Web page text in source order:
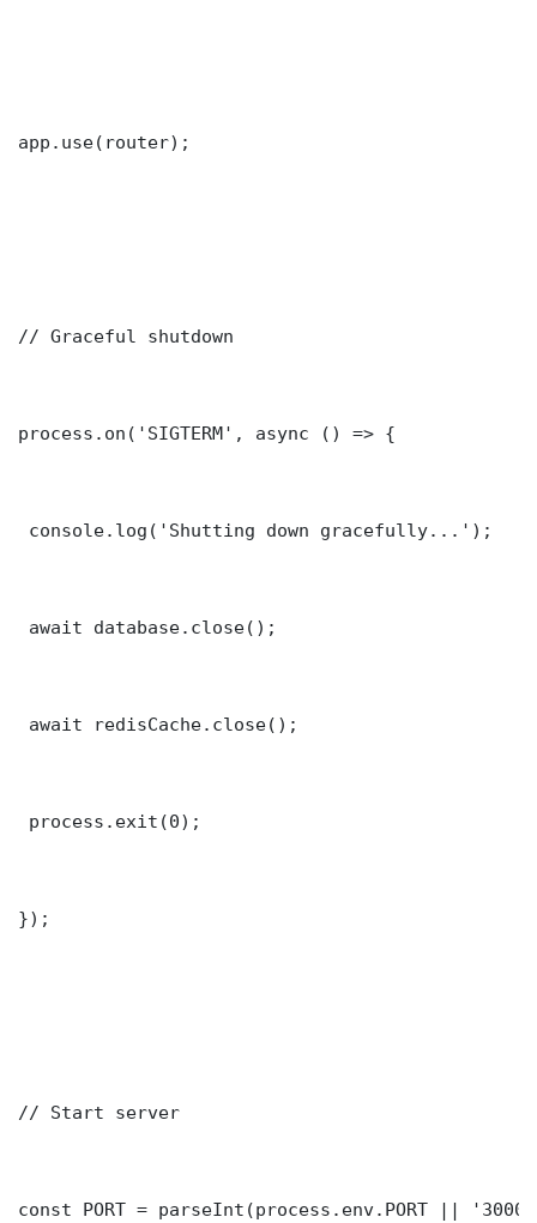
app.use(router);
// Graceful shutdown
process.on('SIGTERM', async () => {
console.log('Shutting down gracefully...');
await database.close();
await redisCache.close();
process.exit(0);
});
// Start server
const PORT = parseInt(process.env.PORT ||